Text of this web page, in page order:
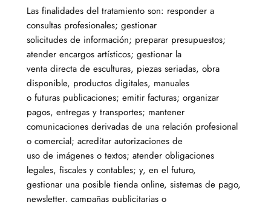
Las finalidades del tratamiento son: responder a
consultas profesionales; gestionar
solicitudes de información; preparar presupuestos;
atender encargos artísticos; gestionar la
venta directa de esculturas, piezas seriadas, obra
disponible, productos digitales, manuales
o futuras publicaciones; emitir facturas; organizar
pagos, entregas y transportes; mantener
comunicaciones derivadas de una relación profesional
o comercial; acreditar autorizaciones de
uso de imágenes o textos; atender obligaciones
legales, fiscales y contables; y, en el futuro,
gestionar una posible tienda online, sistemas de pago,
newsletter, campañas publicitarias o